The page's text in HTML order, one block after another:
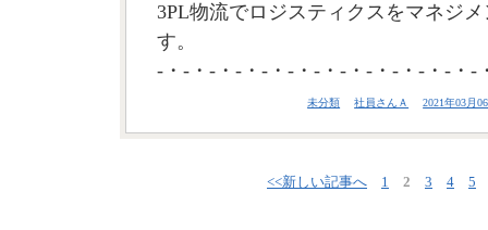
3PL物流でロジスティクスをマネジ
す。
-・-・-・-・-・-・-・-・-・-・-・-・-
未分類 社員さんＡ 2021年03月
<<新しい記事へ 1 2 3 4 5